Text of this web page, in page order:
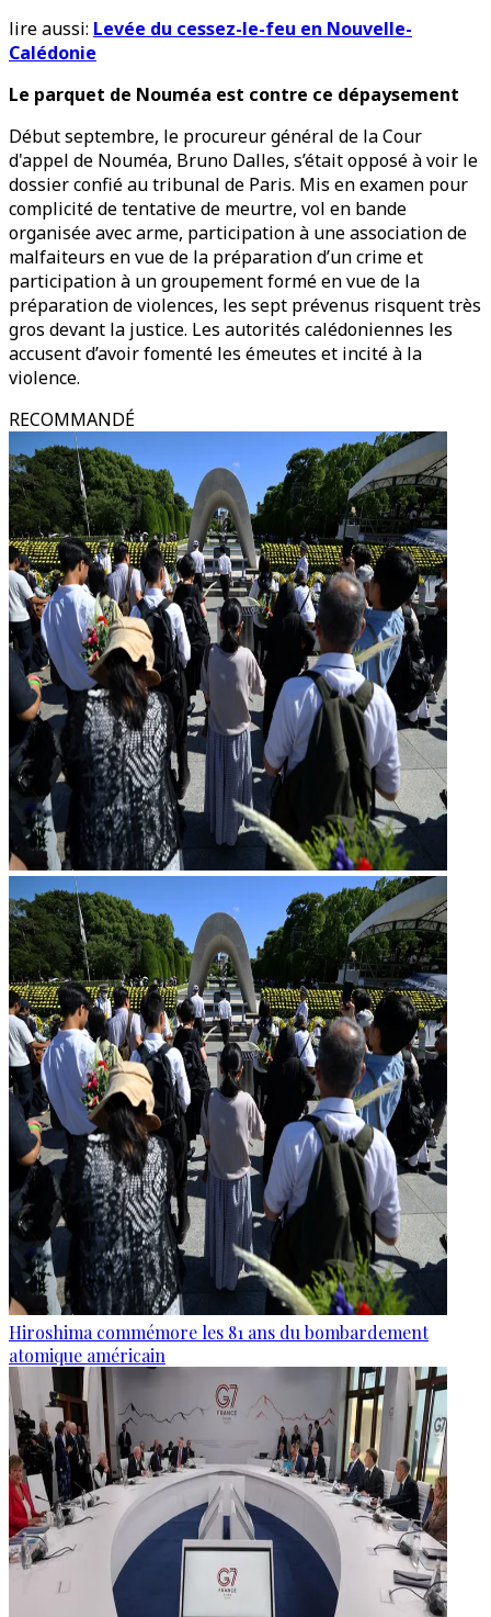
lire aussi: Levée du cessez-le-feu en Nouvelle-
Calédonie
Le parquet de Nouméa est contre ce dépaysement
Début septembre, le procureur général de la Cour
d'appel de Nouméa, Bruno Dalles, s’était opposé à voir le
dossier confié au tribunal de Paris. Mis en examen pour
complicité de tentative de meurtre, vol en bande
organisée avec arme, participation à une association de
malfaiteurs en vue de la préparation d’un crime et
participation à un groupement formé en vue de la
préparation de violences, les sept prévenus risquent très
gros devant la justice. Les autorités calédoniennes les
accusent d’avoir fomenté les émeutes et incité à la
violence.
RECOMMANDÉ
Hiroshima commémore les 81 ans du bombardement
atomique américain